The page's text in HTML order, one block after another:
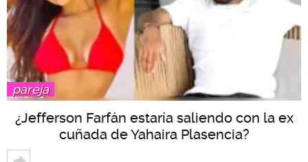
pareja
¿Jefferson Farfán estaría saliendo con la ex
cuñada de Yahaira Plasencia?